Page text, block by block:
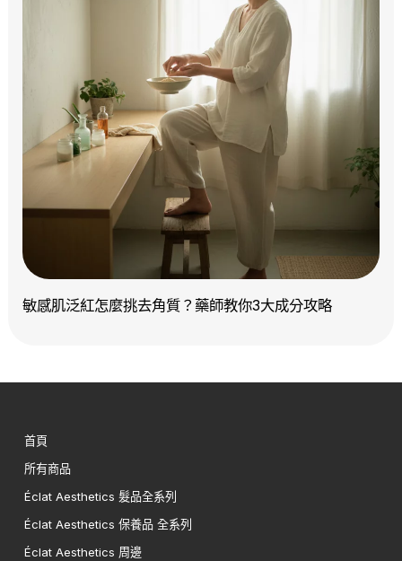
敏感肌泛紅怎麼挑去角質？藥師教你3大成分攻略
首頁
所有商品
Éclat Aesthetics 髮品全系列
Éclat Aesthetics 保養品 全系列
Éclat Aesthetics 周邊